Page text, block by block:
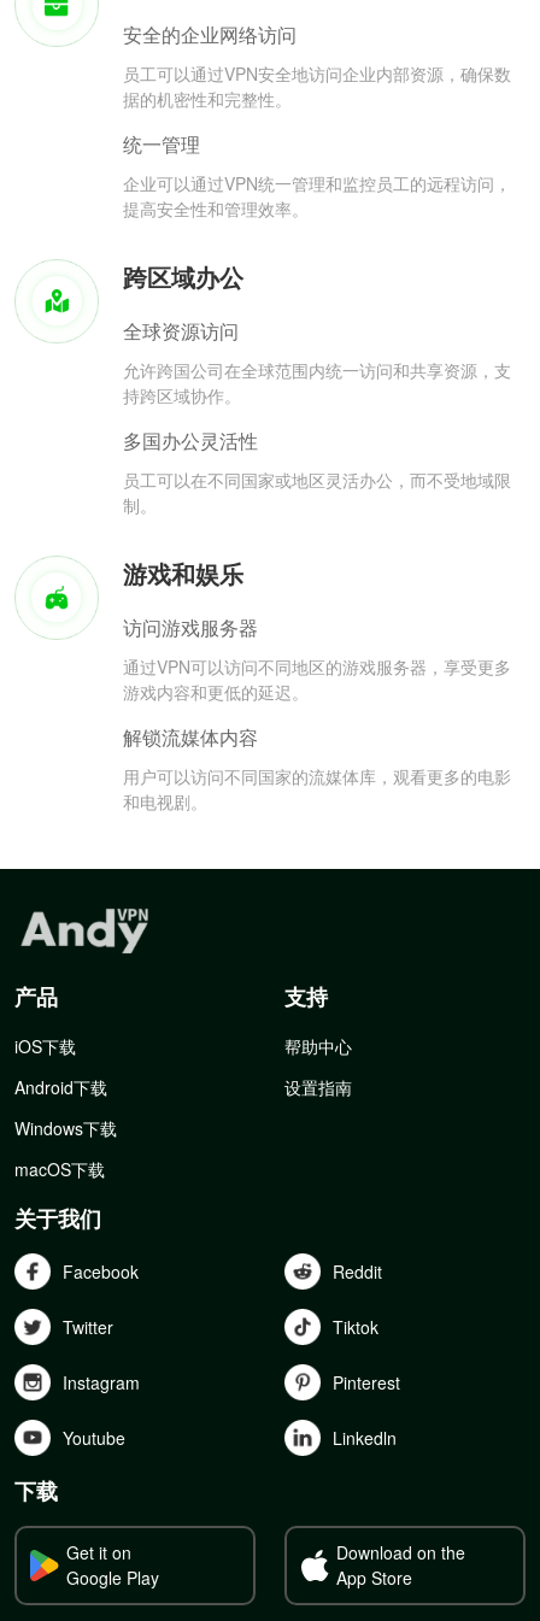
安全的企业网络访问
员工可以通过VPN安全地访问企业内部资源，确保数
据的机密性和完整性。
统一管理
企业可以通过VPN统一管理和监控员工的远程访问，
提高安全性和管理效率。
跨区域办公
全球资源访问
允许跨国公司在全球范围内统一访问和共享资源，支
持跨区域协作。
多国办公灵活性
员工可以在不同国家或地区灵活办公，而不受地域限
制。
游戏和娱乐
访问游戏服务器
通过VPN可以访问不同地区的游戏服务器，享受更多
游戏内容和更低的延迟。
解锁流媒体内容
用户可以访问不同国家的流媒体库，观看更多的电影
和电视剧。
产品
iOS下载
Android下载
Windows下载
macOS下载
支持
帮助中心
设置指南
关于我们
Facebook Reddit
Twitter Tiktok
Instagram Pinterest
Youtube Linkedln
下载
Get it on
Google Play
Download on the
App Store